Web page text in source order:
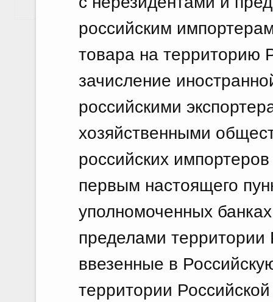
российским
товара на территорию
зачисление
российскими
хозяйственными
российских
первым настоящего
уполномоченных
пределами
ввезенные в
территории
Показать еще